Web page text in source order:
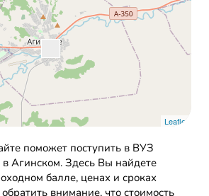
Leaflet
поможет поступить в ВУЗ
Агинском. Здесь Вы найдете
балле, ценах и сроках
внимание, что стоимость